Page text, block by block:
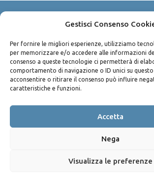
Gestisci Consenso
Per fornire le migliori esperienze, utilizziamo
per memorizzare e/o accedere alle informazioni
consenso a queste tecnologie ci permetterà di
comportamento di navigazione o ID unici su
acconsentire o ritirare il consenso può influire
caratteristiche e funzioni.
Accetta
Nega
Visualizza le preferenze
P.IVA 04490100825
Via Sammartino n. 45 - 90141
Privacy policy/Cookie policy
Tel:
Seguici su facebook
Sito realizzato da Os2